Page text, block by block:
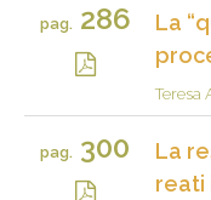
pag.286
La
Teresa
pag. 300
La
reati